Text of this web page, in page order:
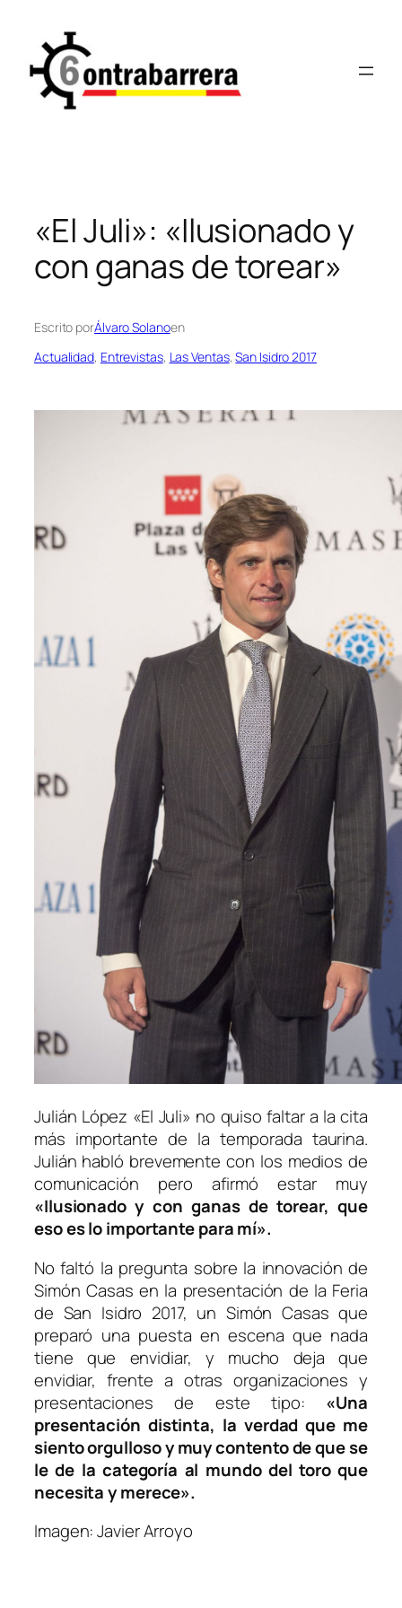
contenido
«El Juli»: «Ilusionado y
con ganas de torear»
Escrito porÁlvaro Solanoen
Actualidad, Entrevistas, Las Ventas, San Isidro 2017
Julián López «El Juli» no quiso faltar a la cita
más importante de la temporada taurina.
Julián habló brevemente con los medios de
comunicación pero afirmó estar muy
«Ilusionado y con ganas de torear, que
eso es lo importante para mí».
No faltó la pregunta sobre la innovación de
Simón Casas en la presentación de la Feria
de San Isidro 2017, un Simón Casas que
preparó una puesta en escena que nada
tiene que envidiar, y mucho deja que
envidiar, frente a otras organizaciones y
presentaciones de este tipo: «Una
presentación distinta, la verdad que me
siento orgulloso y muy contento de que se
le de la categoría al mundo del toro que
necesita y merece».
Imagen: Javier Arroyo